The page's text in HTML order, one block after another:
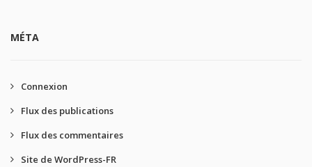
MÉTA
Connexion
Flux des publications
Flux des commentaires
Site de WordPress-FR